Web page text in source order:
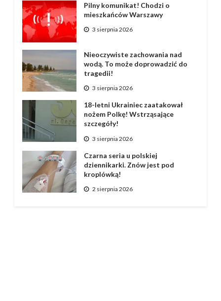
Pilny komunikat! Chodzi o
mieszkańców Warszawy
3 sierpnia 2026
Nieoczywiste zachowania nad
wodą. To może doprowadzić do
tragedii!
3 sierpnia 2026
18-letni Ukrainiec zaatakował
nożem Polkę! Wstrząsające
szczegóły!
3 sierpnia 2026
Czarna seria u polskiej
dziennikarki. Znów jest pod
kroplówką!
2 sierpnia 2026